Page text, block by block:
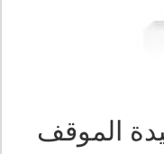
الموقف